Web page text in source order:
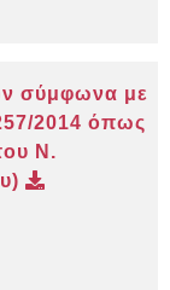
σύμφωνα με
2014 όπως
Ν.